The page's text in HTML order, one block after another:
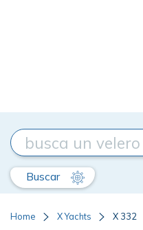
Buscar
Home X Yachts X 332